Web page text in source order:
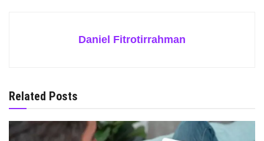
Daniel Fitrotirrahman
Related Posts